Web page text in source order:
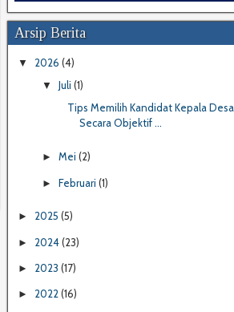
Arsip Berita
▼ 2026 (4)
▼ Juli(1)
Tips Memilih Kandidat Kepala Desa
Secara Objektif ...
►Mei(2)
► Februari(1)
► 2025 (5)
► 2024(23)
► 2023 (17)
► 2022 (16)